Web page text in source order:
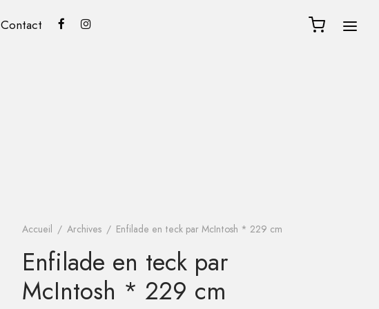
Contact
Accueil / Archives / Enfilade en teck par McIntosh * 229 cm
Enfilade en teck par
McIntosh * 229 cm